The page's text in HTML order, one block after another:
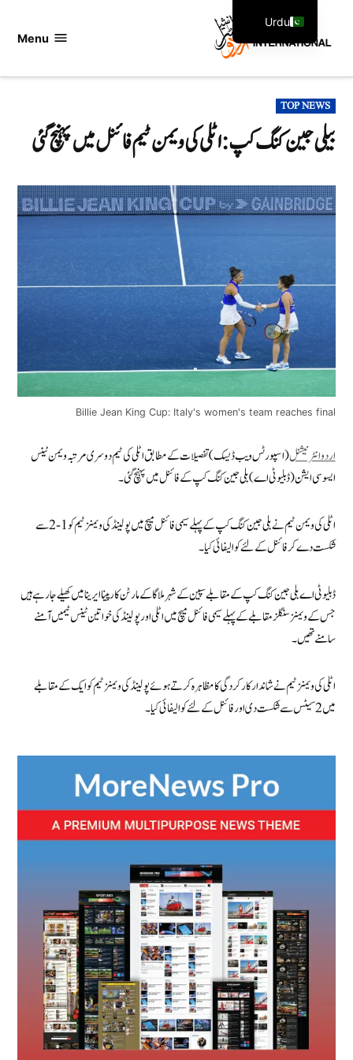
Menu
POSTED
IN
TOP NEWS
بیلی جین کنگ کپ: اٹلی کی ویمن ٹیم فائنل میں پہنچ گئی
Billie Jean King Cup: Italy's women's team reaches final
اردو انٹرنیشنل(اسپورٹس ویب ڈیسک) تفصیلات کے مطابق اٹلی کی ٹیم دوسری مرتبہ ویمن ٹینس
ایسوسی ایشن (ڈبلیو ٹی اے) بلی جین کنگ کپ کے فائنل میں پہنچ گئی۔
اٹلی کی ویمن ٹیم نے بلی جین کنگ کپ کے پہلے سیمی فائنل میچ میں پولینڈ کی ویمنز ٹیم کو 1-2سے
شکست دے کر فائنل کے لئے کوالیفائی کیا۔
ڈبلیو ٹی اے بلی جین کنگ کپ کے مقابلے سپین کے شہر ملاگا کے مارٹن کارپینا ایرینا میں کھیلے جارہے ہیں
جس کے ویمنز سنگلز مقابلے کے پہلے سیمی فائنل میچ میں اٹلی اور پولینڈ کی خواتین ٹینس ٹیمیں آمنے
سامنے تھیں۔
اٹلی کی ویمنز ٹیم نے شاندار کارکردگی کا مظاہرہ کرتے ہوئے پولینڈ کی ویمنز ٹیم کو ایک کے مقابلے
میں 2 سیٹس سے شکست دی اور فائنل کے لئے کوالیفائی کیا۔
Urdu
English